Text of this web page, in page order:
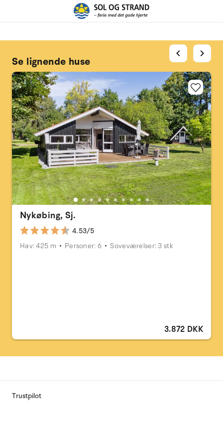
Se lignende huse
Nykøbing, Sj.
4.53/5
Hav: 425 m
Personer: 6 Soveværelser: 3 stk
3.872 DKK
chevron_left chevron_right
Trustpilot